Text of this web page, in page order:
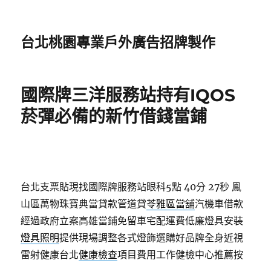
台北桃園專業戶外廣告招牌製作
國際牌三洋服務站持有IQOS
菸彈必備的新竹借錢當鋪
台北支票貼現找國際牌服務站眼科5點 40分 27秒 鳯
山區萬物珠寶典當貸款管道貸苓雅區當舖汽機車借款
經過政府立案高雄當鋪免留車宅配運費低廉燈具安裝
燈具照明提供現場調整各式燈飾選購好品牌全身近視
雷射健康台北健康檢查項目費用工作健檢中心推薦按